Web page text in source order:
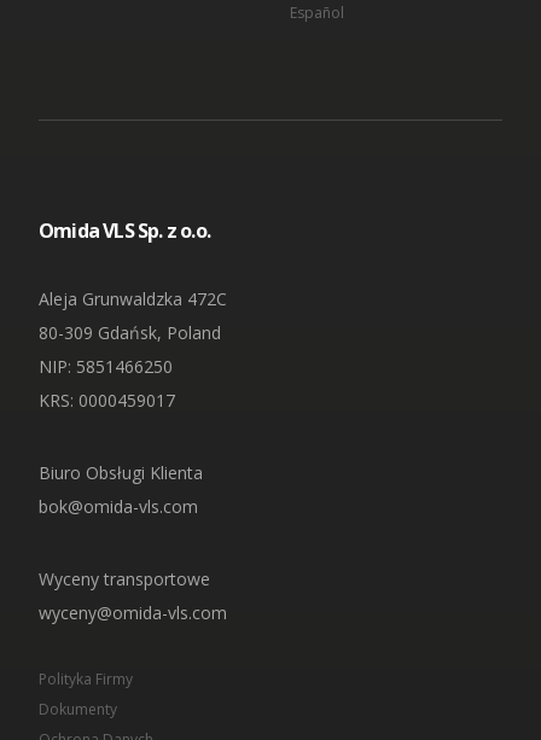
Español
Omida VLS Sp. z o.o.
Aleja Grunwaldzka 472C
80-309 Gdańsk, Poland
NIP: 5851466250
KRS: 0000459017
Biuro Obsługi Klienta
bok@omida-vls.com
Wyceny transportowe
wyceny@omida-vls.com
Polityka Firmy
Dokumenty